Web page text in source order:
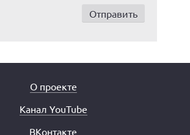
О проекте
Канал YouTube
ВКонтакте